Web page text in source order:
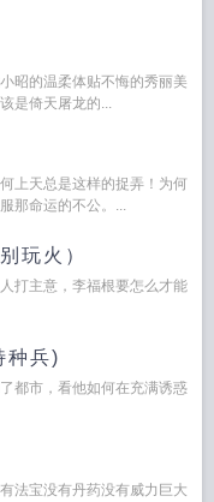
昭的温柔体贴不悔的秀丽美
是倚天屠龙的...
上天总是这样的捉弄！为何
那命运的不公。...
玩火）
打主意，李福根要怎么才能
种兵)
都市，看他如何在充满诱惑
法宝没有丹药没有威力巨大